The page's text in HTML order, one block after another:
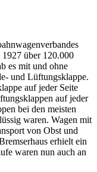
über 120.000
es mit und ohne
und Lüftungsklappe.
auf jeder Seite
auf jeder
bei den meisten
waren. Wagen mit
von Obst und
erhielt ein
waren nun auch an